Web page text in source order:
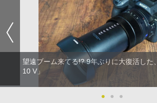
望遠ブーム来てる!? 9年ぶりに大復活した
10 V」
● ● ●